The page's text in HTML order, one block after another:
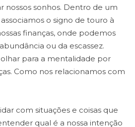
nossos sonhos. Dentro de um
o signo de touro à
finanças, onde podemos
ou da escassez.
para a mentalidade por
Como nos relacionamos com
com situações e coisas que
qual é a nossa intenção